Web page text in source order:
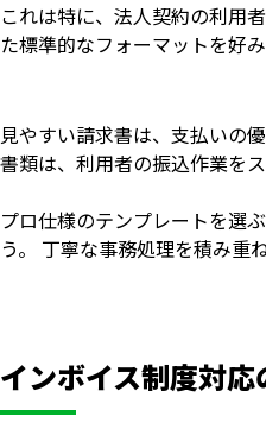
これは特に、法人契約の利用
た標準的なフォーマットを好み
見やすい請求書は、支払いの
書類は、利用者の振込作業を
プロ仕様のテンプレートを選
う。 丁寧な事務処理を積み重
インボイス制度対